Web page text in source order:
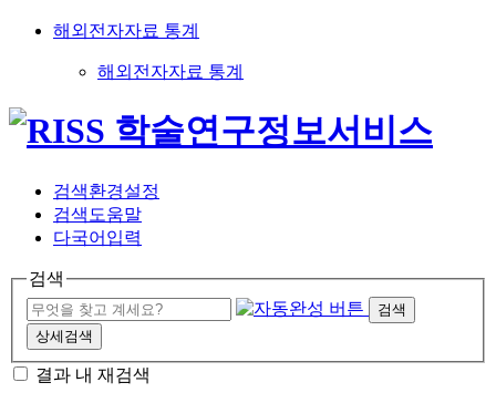
해외전자자료 통계
해외전자자료 통계
검색환경설정
검색도움말
다국어입력
검색
검색
상세검색
결과 내 재검색